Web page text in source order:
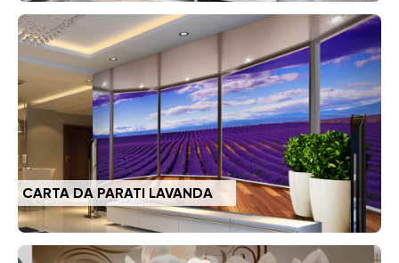
CARTA DA PARATI LAVANDA